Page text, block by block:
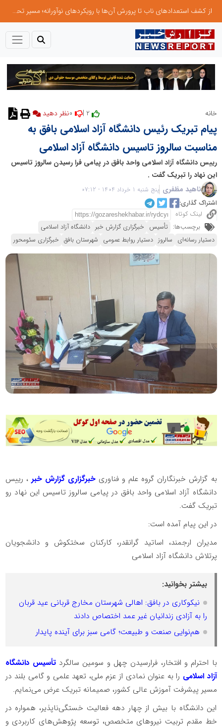
از کشف استعدادهای ناب تا پرورش آن‌ها با رویکردهای نوآورانه؛ مسیر تحول‌آفرین شنای ایران در سطح جهانی
خانه نظر دهید
پیام تبریک رئیس دانشگاه آزاد اسلامی بافق به
مناسبت سالروز تاسیس دانشگاه آزاد اسلامی
رییس دانشگاه آزاد اسلامی واحد بافق در پیامی فرا رسیدن سالروز تاسیس
این نهاد را تبریک گفت .
ناهید مظفری پنج شنبه 1 خرداد 1404 - 07:12
اشتراک گذاری:
لینک کوتاه
برچسب‌ها: تأسیس خبرگزاری گزارش خبر دانشگاه آزاد اسلامی
دستیار رسانه‌ای سالروز دستیار روابط عمومی شهرستان بافق خبرگزاری سئومحور
به گزارش خبرنگاران گروه علم و فناوریخبرگزاری گزارش خبر ، رییس
دانشگاه آزاد اسلامی واحد بافق در پیامی سالروز تاسیس این نهاد رو
تبریک گفت.
در این پیام آمده است:
مدیران ارجمند، اساتید گرانقدر، کارکنان سختکوش و دانشجویان
پرتلاش دانشگاه آزاد اسلامی
بیشتر بخوانید:
نیکوکاری در بافق: اهالی شهرستان مخارج قربانی عید قربان
را به آزادی زندانیان غیر عمد اختصاص دادند
هم‌نوایی صنعت و طبیعت؛ گامی سبز برای آینده پایدار
با احترام و افتخار، فرارسیدن چهل و سومین سالگرد تأسیس دانشگاه
آزاد اسلامی را به عنوان نمادی از عزم ملی، تعهد علمی و گامی بلند در
مسیر پیشرفت آموزش عالی کشور، صمیمانه تبریک عرض می‌نمایم.
این دانشگاه با بیش از چهار دهه فعالیت خستگی‌ناپذیر، همواره در
خط مقدم تربیت نیروهای متخصص، توسعه پژوهش‌های کاربردی و